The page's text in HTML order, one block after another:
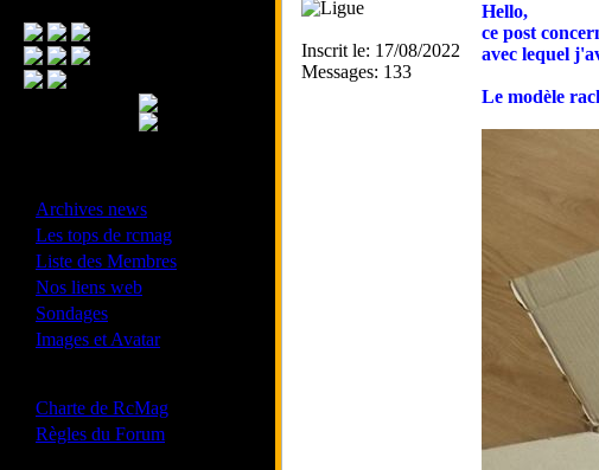
Archives news
Les tops de rcmag
Liste des Membres
Nos liens web
Sondages
Images et Avatar
Charte de RcMag
Règles du Forum
Inscrit le: 17/08/2022
Messages: 133
Hello,
ce post
avec lequel
Le modèle